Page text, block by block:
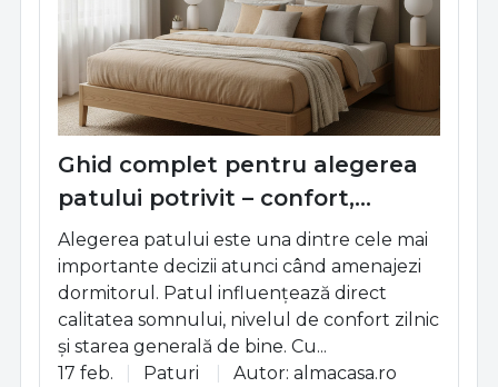
Ghid complet pentru alegerea
patului potrivit – confort,
dimensiuni, tipuri și greșeli de
evitat
Alegerea patului este una dintre cele mai
importante decizii atunci când amenajezi
dormitorul. Patul influențează direct
calitatea somnului, nivelul de confort zilnic
și starea generală de bine. Cu...
17 feb.
Paturi Autor: almacasa.ro